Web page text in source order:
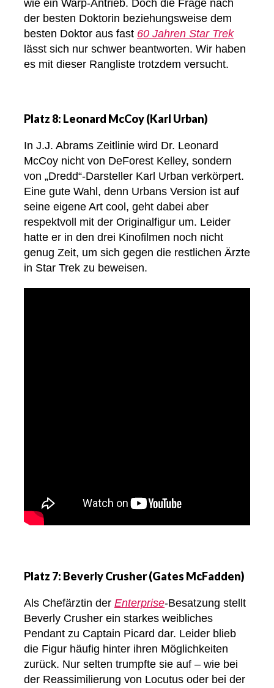
wie ein Warp-Antrieb. Doch die Frage nach
der besten Doktorin beziehungsweise dem
besten Doktor aus fast 60 Jahren Star Trek
lässt sich nur schwer beantworten. Wir haben
es mit dieser Rangliste trotzdem versucht.
Platz 8: Leonard McCoy (Karl Urban)
In J.J. Abrams Zeitlinie wird Dr. Leonard
McCoy nicht von DeForest Kelley, sondern
von „Dredd“-Darsteller Karl Urban verkörpert.
Eine gute Wahl, denn Urbans Version ist auf
seine eigene Art cool, geht dabei aber
respektvoll mit der Originalfigur um. Leider
hatte er in den drei Kinofilmen noch nicht
genug Zeit, um sich gegen die restlichen Ärzte
in Star Trek zu beweisen.
Platz 7: Beverly Crusher (Gates McFadden)
Als Chefärztin der Enterprise-Besatzung stellt
Beverly Crusher ein starkes weibliches
Pendant zu Captain Picard dar. Leider blieb
die Figur häufig hinter ihren Möglichkeiten
zurück. Nur selten trumpfte sie auf – wie bei
der Reassimilierung von Locutus oder bei der